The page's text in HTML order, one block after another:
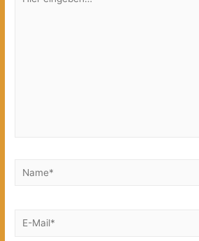
eingeben…
Name*
E-